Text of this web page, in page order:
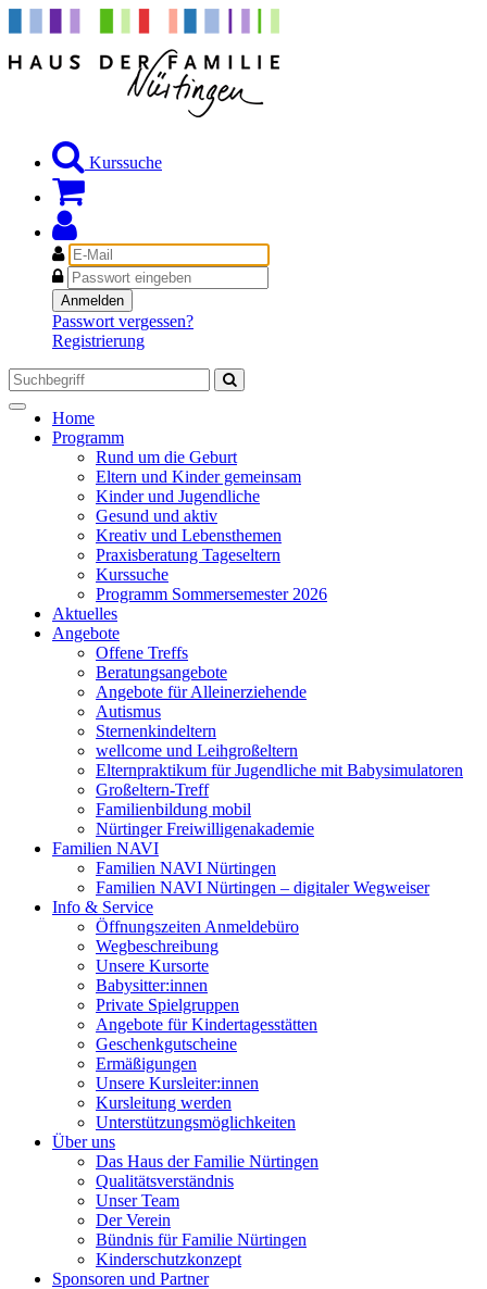
Kurssuche
E-
Mail
Passwort
Anmelden
Passwort vergessen?
Registrierung
Toggle
navigation
Home
Programm
Rund um die Geburt
Eltern und Kinder gemeinsam
Kinder und Jugendliche
Gesund und aktiv
Kreativ und Lebensthemen
Praxisberatung Tageseltern
Kurssuche
Programm Sommersemester 2026
Aktuelles
Angebote
Offene Treffs
Beratungsangebote
Angebote für Alleinerziehende
Autismus
Sternenkindeltern
wellcome und Leihgroßeltern
Elternpraktikum für Jugendliche mit Babysimulatoren
Großeltern-Treff
Familienbildung mobil
Nürtinger Freiwilligenakademie
Familien NAVI
Familien NAVI Nürtingen
Familien NAVI Nürtingen – digitaler Wegweiser
Info & Service
Öffnungszeiten Anmeldebüro
Wegbeschreibung
Unsere Kursorte
Babysitter:innen
Private Spielgruppen
Angebote für Kindertagesstätten
Geschenkgutscheine
Ermäßigungen
Unsere Kursleiter:innen
Kursleitung werden
Unterstützungsmöglichkeiten
Über uns
Das Haus der Familie Nürtingen
Qualitätsverständnis
Unser Team
Der Verein
Bündnis für Familie Nürtingen
Kinderschutzkonzept
Sponsoren und Partner